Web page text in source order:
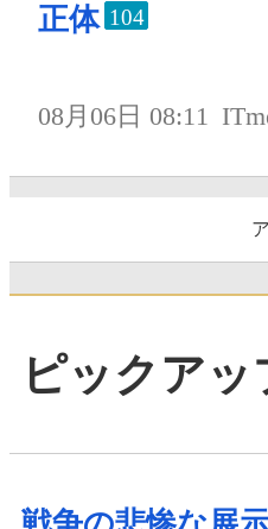
正体 104
08月06日 08:11
ピックアッ